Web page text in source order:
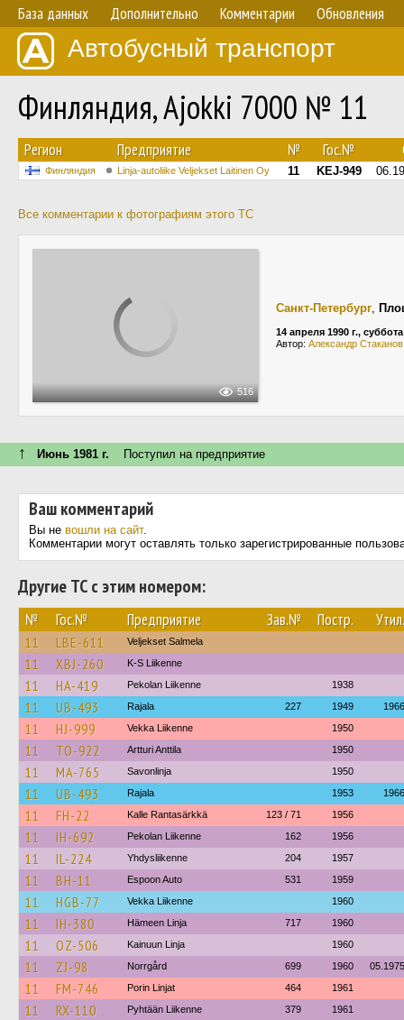
База данных Дополнительно Комментарии Обновления
Автобусный транспорт
Финляндия, Ajokki 7000 № 11
Регион Предприятие № Гос.№
Финляндия Linja-autoliike Veljekset Laitinen Oy 11 KEJ-949
Все комментарии к фотографиям этого ТС
516
Санкт-Петербург,
14 апреля 1990 г., суббота
Автор: Александр Стаканов
↑ Июнь 1981 г. Поступил на предприятие
Ваш комментарий
Вы не вошли на сайт.
Комментарии могут оставлять только зарегистрированные
Другие ТС с этим номером:
№ Гос.№ Предприятие Зав.№ Постр. Утил.
11 LBE-611 Veljekset Salmela
11 XBJ-260 K-S Liikenne
11 HA-419 Pekolan Liikenne 1938
11 UB-493 Rajala 227 1949 1966
11 HJ-999 Vekka Liikenne 1950
11 TO-922 Artturi Anttila 1950
11 MA-765 Savonlinja 1950
11 UB-493 Rajala 1953 1966
11 FH-22 Kalle Rantasärkkä 123 / 71 1956
11 IH-692 Pekolan Liikenne 162 1956
11 IL-224 Yhdysliikenne 204 1957
11 BH-11 Espoon Auto 531 1959
11 HGB-77 Vekka Liikenne 1960
11 IH-380 Hämeen Linja 717 1960
11 OZ-506 Kainuun Linja 1960
11 ZJ-98 Norrgård 699 1960 05.1975
11 FM-746 Porin Linjat 464 1961
11 RX-110 Pyhtään Liikenne 379 1961